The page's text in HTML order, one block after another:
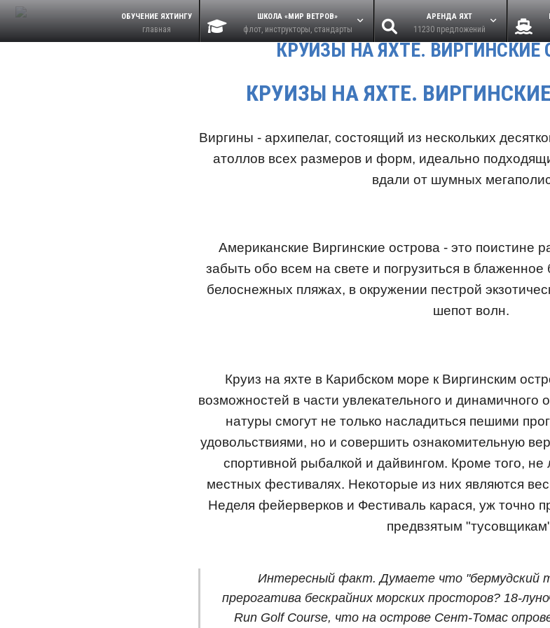
КРУИЗЫ НА ЯХТЕ.
КРУИЗЫ НА ЯХТЕ.
Виргины - архипелаг, состоящий из нескольких
атоллов всех размеров и форм, идеально
вдали от шумных
Американские Виргинские острова - это поистине
забыть обо всем на свете и погрузиться в
белоснежных пляжах, в окружении пестрой
шепот волн.
Круиз на яхте в Карибском море к Виргинским
возможностей в части увлекательного и
натуры смогут не только насладиться пешими
удовольствиями, но и совершить ознакомительную
спортивной рыбалкой и дайвингом. Кроме того,
местных фестивалях. Некоторые из них являются
Неделя фейерверков и Фестиваль карася, уж точно
предвзятым
Интересный факт. Думаете что "бермудский
прерогатива бескрайних морских просторов? 18-
Run Golf Course, что на острове Сент-Томас
ОБУЧЕНИЕ ЯХТИНГУ
главная
ШКОЛА «МИР ВЕТРОВ»
флот, инструкторы, стандарты
АРЕНДА ЯХТ
11230 предложений